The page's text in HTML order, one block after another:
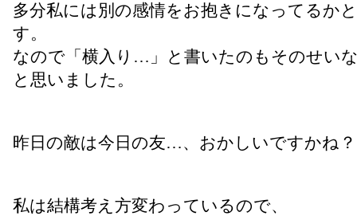
多分私には別の感情をお抱きになってるか
す。
なので「横入り…」と書いたのもそのせい
と思いました。
昨日の敵は今日の友…、おかしいですかね？
私は結構考え方変わっているので、